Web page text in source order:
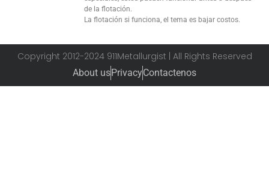
de la flotación.
La flotación si funciona, el tema es bajar costos.
Copyright 2012-2024 911Metallurgist | All Rights Reserved
About usPrivacyContactenos